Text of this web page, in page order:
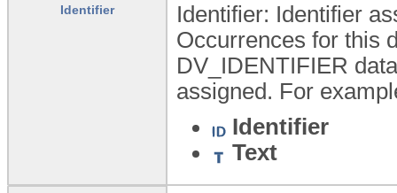
Identifier
Identifier: Identifier
Occurrences for this
DV_IDENTIFIER
assigned. For
Identifier
Text